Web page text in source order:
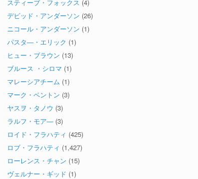
スティーブ・フォックス (4)
デビッド・アンダーソン (26)
ニコール・アンダーソン (1)
パスタ―・エリック (1)
ヒュー・ブラウン (13)
ブルース ・シロマ (1)
マレーシアチーム (1)
マーク・ベントン (3)
ヤスヲ・タノウ (3)
ラルフ・モア― (3)
ロイド・フラハティ (425)
ロブ・フラハティ (1,427)
ローレンス・チャン (15)
ヴェルナー・ギッド (1)